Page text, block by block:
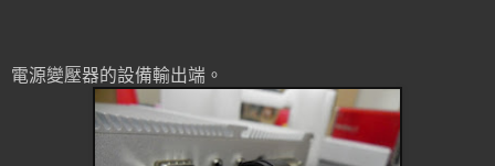
電源變壓器的設備輸出端。